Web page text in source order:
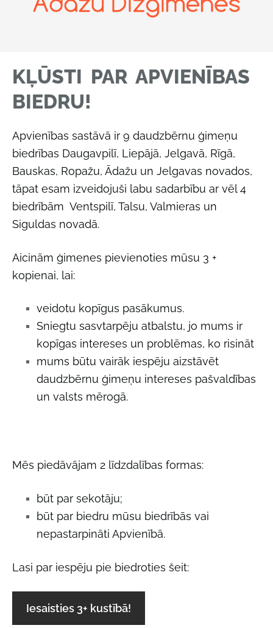
KĻŪSTI PAR APVIENĪBAS
BIEDRU!
Apvienības sastāvā ir 9 daudzbērnu ģimeņu
biedrības Daugavpilī, Liepājā, Jelgavā, Rīgā,
Bauskas, Ropažu, Ādažu un Jelgavas novados,
tāpat esam izveidojuši labu sadarbību ar vēl 4
biedrībām Ventspilī, Talsu, Valmieras un
Siguldas novadā.
Aicinām ģimenes pievienoties mūsu 3 +
kopienai, lai:
veidotu kopīgus pasākumus.
Sniegtu sasvtarpēju atbalstu, jo mums ir
kopīgas intereses un problēmas, ko risināt
mums būtu vairāk iespēju aizstāvēt
daudzbērnu ģimeņu intereses pašvaldības
un valsts mērogā.
Mēs piedāvājam 2 līdzdalības formas:
būt par sekotāju;
būt par biedru mūsu biedrībās vai
nepastarpināti Apvienībā.
Lasi par iespēju pie biedroties šeit:
Iesaisties 3+ kustībā!